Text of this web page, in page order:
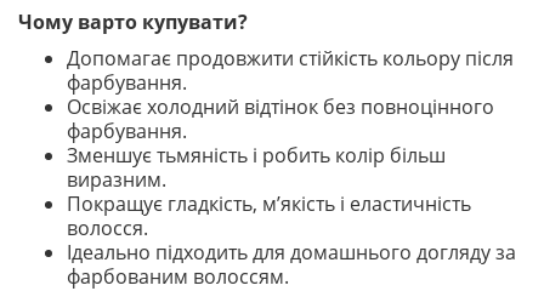
Чому варто купувати?
Допомагає продовжити стійкість кольору після
фарбування.
Освіжає холодний відтінок без повноцінного
фарбування.
Зменшує тьмяність і робить колір більш
виразним.
Покращує гладкість, м’якість і еластичність
волосся.
Ідеально підходить для домашнього догляду за
фарбованим волоссям.